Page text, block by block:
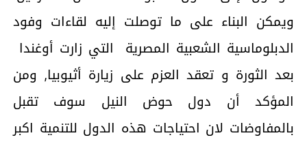
ويمكن البناء على ما توصلت إليه لقاءات وفود
الدبلوماسية الشعبية المصرية التي زارت أوغندا
بعد الثورة و تعقد العزم على زيارة أثيوبيا, ومن
المؤكد أن دول حوض النيل سوف تقبل
بالمفاوضات لان احتياجات هذه الدول للتنمية اكبر